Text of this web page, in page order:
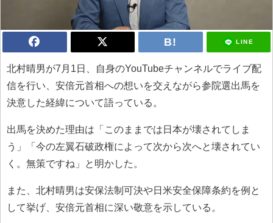
LINE
北村晴男が7月1日、自身のYouTubeチャンネルでライブ配
信を行い、安倍元首相への想いを交えながら参院選出馬を
決意した経緯について語っている。
出馬を決めた理由は「このままでは日本が壊されてしま
う」「今の左翼石破政権によって次から次へと壊されてい
く。無策ですね」と明かした。
また、北村晴男は安保法制可決や日米安全保障条約を例と
して挙げ、安倍元首相に深い敬意を示している。